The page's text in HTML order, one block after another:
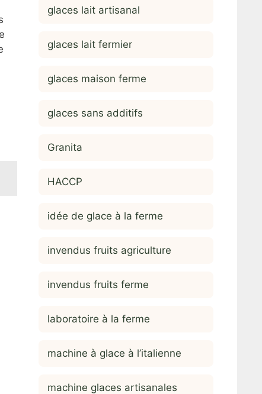
glaces lait artisanal
glaces lait fermier
glaces maison ferme
glaces sans additifs
Granita
HACCP
idée de glace à la ferme
invendus fruits agriculture
invendus fruits ferme
laboratoire à la ferme
machine à glace à l’italienne
machine glaces artisanales